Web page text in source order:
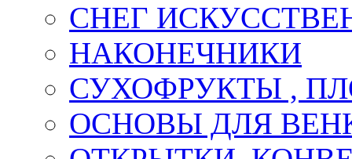
СНЕГ
НАКОНЕЧНИКИ
СУХОФРУКТЫ ,
ОСНОВЫ ДЛЯ